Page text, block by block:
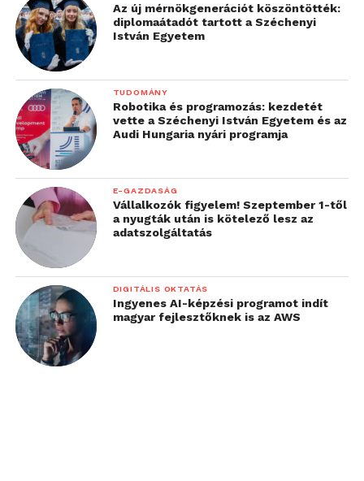
Az új mérnökgenerációt köszöntötték:
diplomaátadót tartott a Széchenyi
István Egyetem
TUDOMÁNY
Robotika és programozás: kezdetét
vette a Széchenyi István Egyetem és az
Audi Hungaria nyári programja
E-GAZDASÁG
Vállalkozók figyelem! Szeptember 1-től
a nyugták után is kötelező lesz az
adatszolgáltatás
DIGITÁLIS OKTATÁS
Ingyenes AI-képzési programot indít
magyar fejlesztőknek is az AWS